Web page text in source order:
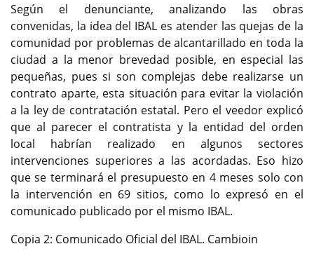
Según el denunciante, analizando las obras
convenidas, la idea del IBAL es atender las quejas de la
comunidad por problemas de alcantarillado en toda la
ciudad a la menor brevedad posible, en especial las
pequeñas, pues si son complejas debe realizarse un
contrato aparte, esta situación para evitar la violación
a la ley de contratación estatal. Pero el veedor explicó
que al parecer el contratista y la entidad del orden
local habrían realizado en algunos sectores
intervenciones superiores a las acordadas. Eso hizo
que se terminará el presupuesto en 4 meses solo con
la intervención en 69 sitios, como lo expresó en el
comunicado publicado por el mismo IBAL.
Copia 2: Comunicado Oficial del IBAL. Cambioin